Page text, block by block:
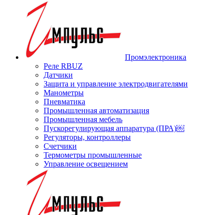
Промэлектроника
Реле RBUZ
Датчики
Защита и управление электродвигателями
Манометры
Пневматика
Промышленная автоматизация
Промышленная мебель
Пускорегулирующая аппаратура (ПРА)￼
Регуляторы, контроллеры
Счетчики
Термометры промышленные
Управление освещением